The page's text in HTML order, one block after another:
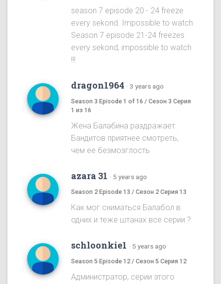
season 7 episode 20 - 24 freeze
every sekond. Impossible to watch
Season 7 episode 21-24 freezes
every sekond, impossible to watch
!!!
dragon1964 · 3 years ago
Season 3 Episode 1 of 16 / Сезон 3 Серия
1 из 16
Жена Балабина раздражает.
Бандитов приятнее смотреть,
чем ее безмозглость
azara 31 · 5 years ago
Season 2 Episode 13 / Сезон 2 Серия 13
Как мог сниматься Балабол в
одних и теже штанах все серии ?
schloonkie1 · 5 years ago
Season 5 Episode 12 / Сезон 5 Серия 12
Администратор, серии этого